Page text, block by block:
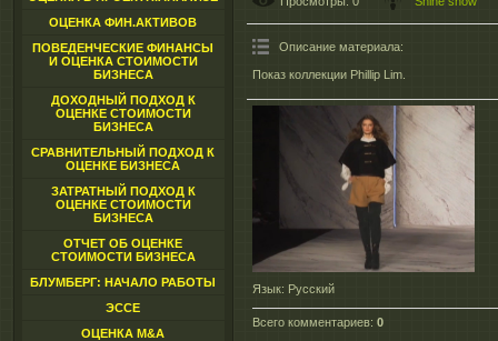
ОЦЕНКА ФИН.АКТИВОВ
ПОВЕДЕНЧЕСКИЕ ФИНАНСЫ
И ОЦЕНКА СТОИМОСТИ
БИЗНЕСА
ДОХОДНЫЙ ПОДХОД К
ОЦЕНКЕ СТОИМОСТИ
БИЗНЕСА
СРАВНИТЕЛЬНЫЙ ПОДХОД К
ОЦЕНКЕ БИЗНЕСА
ЗАТРАТНЫЙ ПОДХОД К
ОЦЕНКЕ СТОИМОСТИ
БИЗНЕСА
ОТЧЕТ ОБ ОЦЕНКЕ
СТОИМОСТИ БИЗНЕСА
БЛУМБЕРГ: НАЧАЛО РАБОТЫ
ЭССЕ
ОЦЕНКА M&A
Описание материала:
Показ коллекции Phillip Lim.
Язык: Русский
Всего комментариев: 0